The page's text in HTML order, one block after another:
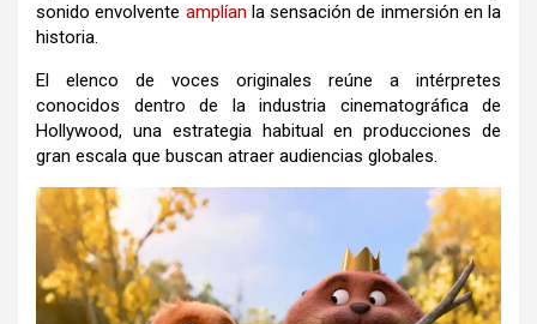
sonido envolvente amplían la sensación de inmersión en la
historia.
El elenco de voces originales reúne a intérpretes
conocidos dentro de la industria cinematográfica de
Hollywood, una estrategia habitual en producciones de
gran escala que buscan atraer audiencias globales.